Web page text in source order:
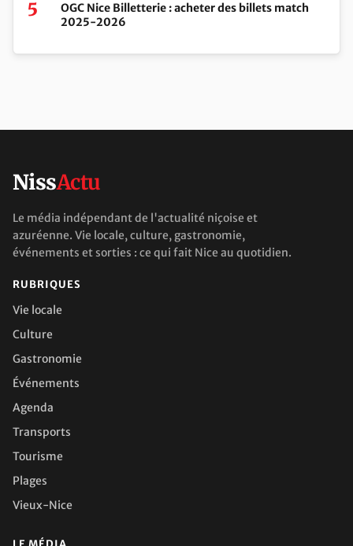
OGC Nice Billetterie : acheter des billets match
2025-2026
NissActu
Le média indépendant de l'actualité niçoise et
azuréenne. Vie locale, culture, gastronomie,
événements et sorties : ce qui fait Nice au quotidien.
RUBRIQUES
Vie locale
Culture
Gastronomie
Événements
Agenda
Transports
Tourisme
Plages
Vieux-Nice